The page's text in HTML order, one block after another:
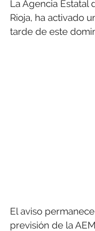
La Agencia Estatal
Rioja, ha activado
tarde de este
El aviso
previsión de la